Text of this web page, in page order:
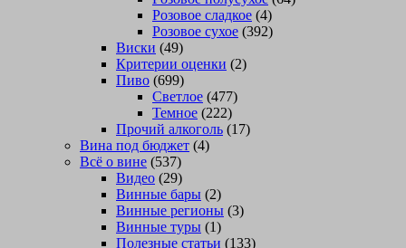
Розовое сладкое (4)
Розовое сухое (392)
Виски (49)
Критерии оценки (2)
Пиво (699)
Светлое (477)
Темное (222)
Прочий алкоголь (17)
Вина под бюджет (4)
Всё о вине (537)
Видео (29)
Винные бары (2)
Винные регионы (3)
Винные туры (1)
Полезные статьи (133)